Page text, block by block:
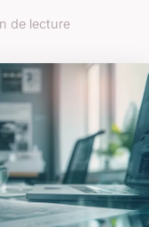
de lecture